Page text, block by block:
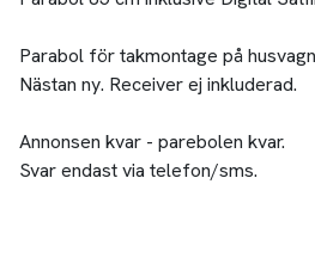
Parabol för takmontage på
Nästan ny. Receiver ej inkluderad.
Annonsen kvar - parebolen kvar.
Svar endast via telefon/sms.